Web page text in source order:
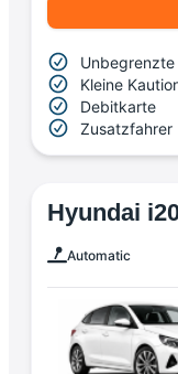
Kleine
Debitkarte
Zusatzfahrer
Hyundai
Automatic